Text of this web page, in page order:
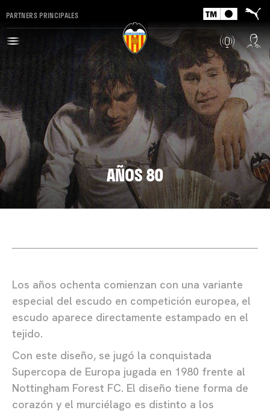
PARTNERS PRINCIPALES
AÑOS 80
Los años ochenta comienzan con una variante
especial del escudo en competición europea, el
escudo aparece directamente estampado en el
tejido.
Con este diseño, se jugó la conquistada
Supercopa de Europa jugada en 1980 frente al
Nottingham Forest FC. El diseño tiene forma de
corazón y el murciélago es distinto a los